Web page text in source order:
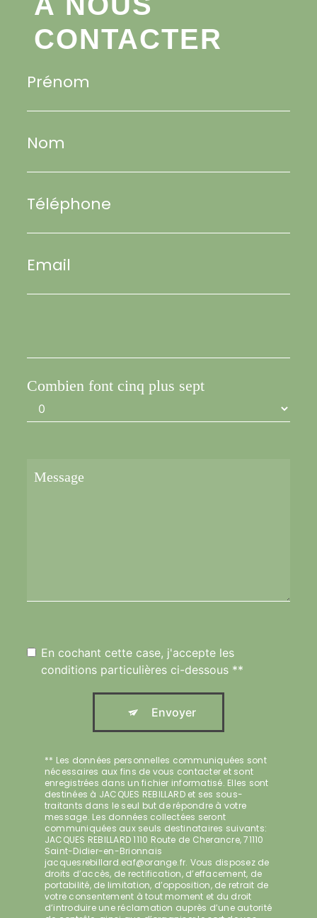
CONTACTER
Prénom
Nom
Téléphone
Email
Combien font cinq plus sept
En cochant cette case, j'accepte les
conditions particulières ci-dessous **
Envoyer
** Les données personnelles communiquées sont
nécessaires aux fins de vous contacter et sont
enregistrées dans un fichier informatisé. Elles sont
destinées à JACQUES REBILLARD et ses sous-
traitants dans le seul but de répondre à votre
message. Les données collectées seront
communiquées aux seuls destinataires suivants:
JACQUES REBILLARD 1110 Route de Cherancre, 71110
Saint-Didier-en-Brionnais
jacquesrebillard.eaf@orange.fr. Vous disposez de
droits d’accès, de rectification, d’effacement, de
portabilité, de limitation, d’opposition, de retrait de
votre consentement à tout moment et du droit
d’introduire une réclamation auprès d’une autorité